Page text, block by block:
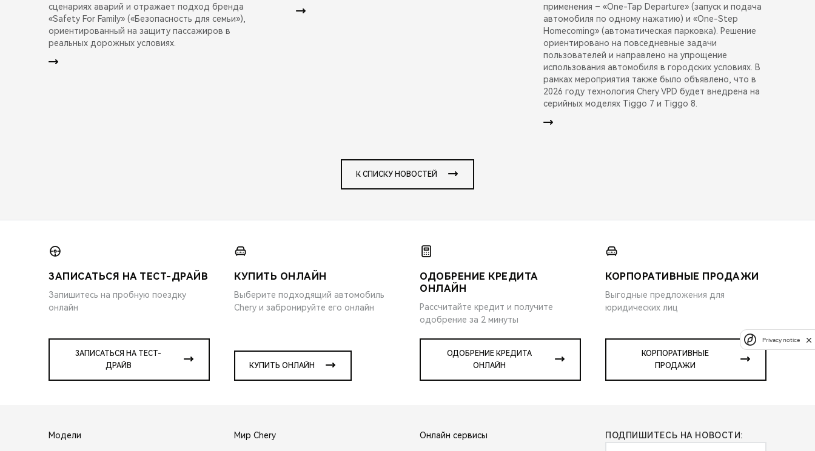
сценариях аварий и отражает подход бренда
«Safety For Family» («Безопасность для семьи»),
ориентированный на защиту пассажиров в
реальных дорожных условиях.
применения – «One-Tap Departure» (запуск и подача
автомобиля по одному нажатию) и «One-Step
Homecoming» (автоматическая парковка). Решение
ориентировано на повседневные задачи
пользователей и направлено на упрощение
использования автомобиля в городских условиях. В
рамках мероприятия также было объявлено, что в
2026 году технология Chery VPD будет внедрена на
серийных моделях Tiggo 7 и Tiggo 8.
К СПИСКУ НОВОСТЕЙ
ЗАПИСАТЬСЯ НА ТЕСТ-ДРАЙВ
Запишитесь на пробную поездку
онлайн
ЗАПИСАТЬСЯ НА ТЕСТ-
ДРАЙВ
КУПИТЬ ОНЛАЙН
Выберите подходящий автомобиль
Chery и забронируйте его онлайн
КУПИТЬ ОНЛАЙН
ОДОБРЕНИЕ КРЕДИТА
ОНЛАЙН
Рассчитайте кредит и получите
одобрение за 2 минуты
ОДОБРЕНИЕ КРЕДИТА
ОНЛАЙН
КОРПОРАТИВНЫЕ ПРОДАЖИ
Выгодные предложения для
юридических лиц
КОРПОРАТИВНЫЕ
ПРОДАЖИ
Модели Мир Chery Онлайн сервисы ПОДПИШИТЕСЬ НА НОВОСТИ:
Privacy notice